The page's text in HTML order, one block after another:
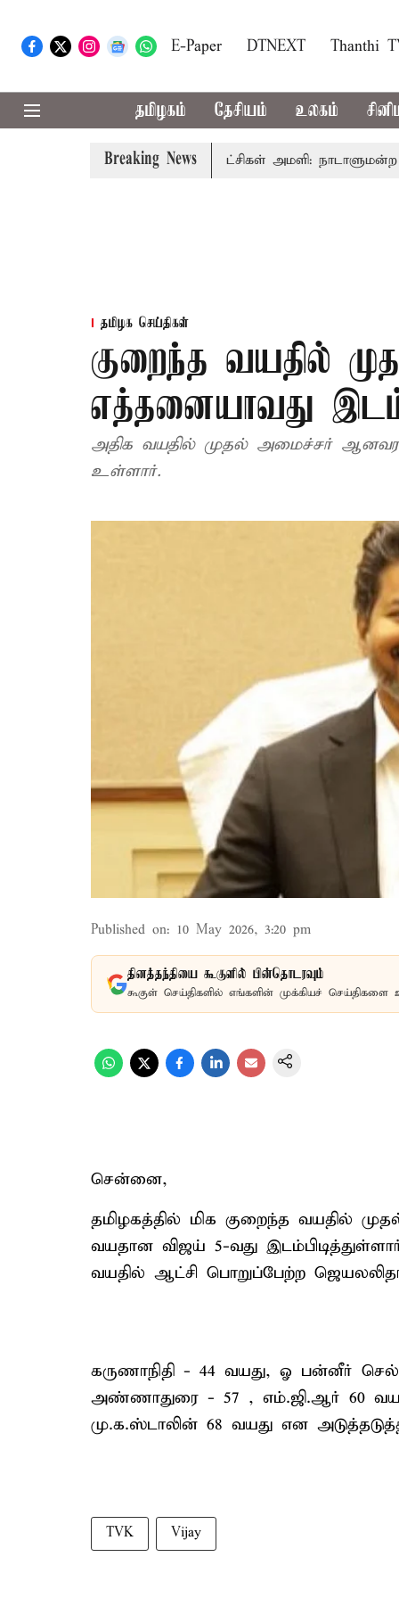
E-Paper DTNEXT Thanthi
தமிழகம் தேசியம் உலகம்
Breaking News
எதிர்க்கட்சிகள் அமளி: நாடாளுமன்ற இரு
தமிழக செய்திகள்
குறைந்த வயதில்
எத்தனையாவது
அதிக வயதில் முதல் அமைச்சர் ஆனவராக 2021-ல் பொறுப்பேற்ற ஸ்டாலின் (68 வயது)
உள்ளார்.
Published on: 10 May 2026, 3:20 pm
தினத்தந்தியை கூகுளில் பின்தொடரவும்
கூகுள் செய்திகளில் எங்களின் முக்கியச் செய்திகளை
சென்னை,
தமிழகத்தில் மிக குறைந்த வயதில்
வயதான விஜய் 5-வது
வயதில் ஆட்சி பொறுப்பேற்ற
கருணாநிதி - 44 வயது, ஓ பன்னீர்
அண்ணாதுரை - 57 , எம்.ஜி.ஆர் 60
மு.க.ஸ்டாலின் 68 வயது என
TVK Vijay